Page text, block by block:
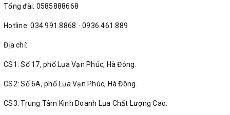
Tổng đài: 0585888668
Hotline: 034.991.8868 - 0936.461.889
Địa chỉ:
CS1: Số 17, phố Lụa Vạn Phúc, Hà Đông.
CS2: Số 6A, phố Lụa Vạn Phúc, Hà Đông.
CS3: Trung Tâm Kinh Doanh Lụa Chất Lượng Cao.